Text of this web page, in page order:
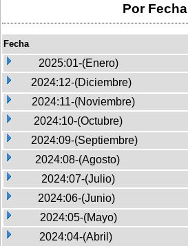
Por Fecha
Fecha
2025:01-(Enero)
2024:12-(Diciembre)
2024:11-(Noviembre)
2024:10-(Octubre)
2024:09-(Septiembre)
2024:08-(Agosto)
2024:07-(Julio)
2024:06-(Junio)
2024:05-(Mayo)
2024:04-(Abril)